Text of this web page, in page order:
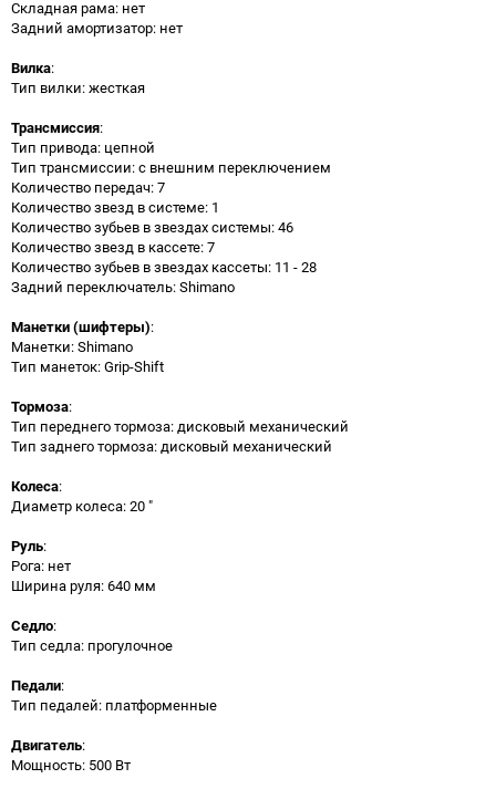
Складная рама: нет
Задний амортизатор: нет
Вилка:
Тип вилки: жесткая
Трансмиссия:
Тип привода: цепной
Тип трансмиссии: с внешним переключением
Количество передач: 7
Количество звезд в системе: 1
Количество зубьев в звездах системы: 46
Количество звезд в кассете: 7
Количество зубьев в звездах кассеты: 11 - 28
Задний переключатель: Shimano
Манетки (шифтеры):
Манетки: Shimano
Тип манеток: Grip-Shift
Тормоза:
Тип переднего тормоза: дисковый механический
Тип заднего тормоза: дисковый механический
Колеса:
Диаметр колеса: 20 "
Руль:
Рога: нет
Ширина руля: 640 мм
Седло:
Тип седла: прогулочное
Педали:
Тип педалей: платформенные
Двигатель:
Мощность: 500 Вт